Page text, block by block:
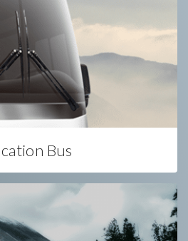
Bus